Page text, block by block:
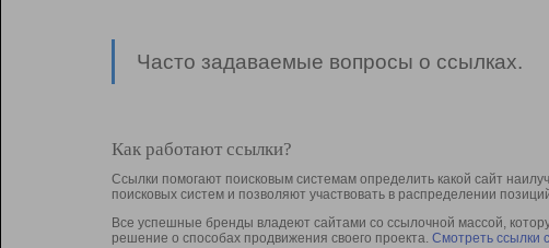
Часто задаваемые вопросы о ссылках.
Как работают ссылки?
Ссылки помогают поисковым системам определить какой сайт
поисковых систем и позволяют участвовать в раcпределении
Все успешные бренды владеют сайтами со ссылочной массой,
решение о способах продвижения своего проекта. Смотреть ссылки